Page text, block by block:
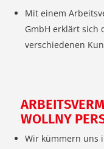
Mit einem
GmbH erklärt sich
verschiedenen
WOLLNY
Wir kümmern uns